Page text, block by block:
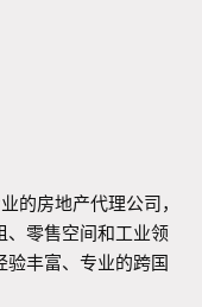
的房地产代理公司，
、零售空间和工业领
丰富、专业的跨国